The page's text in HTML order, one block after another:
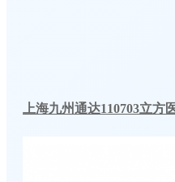
上海九州通达110703立方